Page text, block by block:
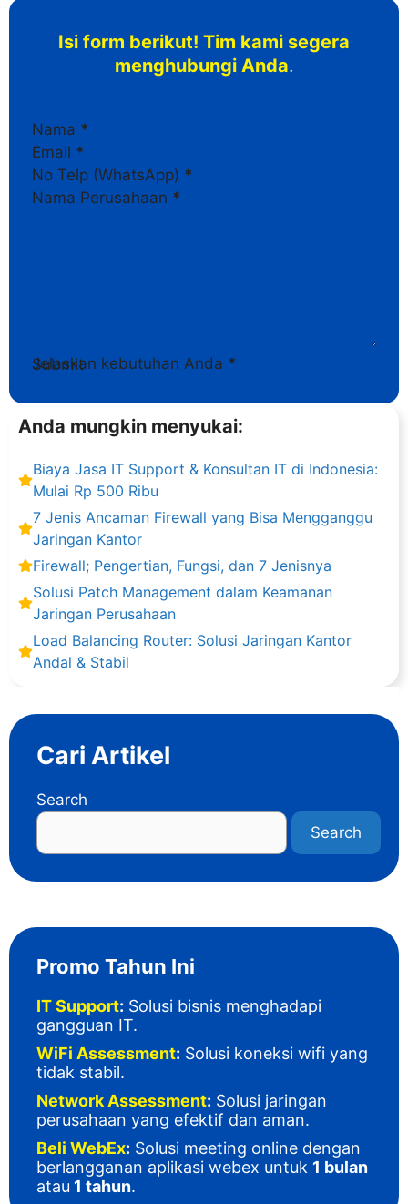
Isi form berikut! Tim kami segera
menghubungi Anda.
Nama *
Email *
No Telp (WhatsApp) *
Nama Perusahaan *
Jelaskan kebutuhan Anda *
Submit
Anda mungkin menyukai:
Biaya Jasa IT Support & Konsultan IT di Indonesia:
Mulai Rp 500 Ribu
7 Jenis Ancaman Firewall yang Bisa Mengganggu
Jaringan Kantor
Firewall; Pengertian, Fungsi, dan 7 Jenisnya
Solusi Patch Management dalam Keamanan
Jaringan Perusahaan
Load Balancing Router: Solusi Jaringan Kantor
Andal & Stabil
Cari Artikel
Search
Search
Promo Tahun Ini
IT Support: Solusi bisnis menghadapi
gangguan IT.
WiFi Assessment: Solusi koneksi wifi yang
tidak stabil.
Network Assessment: Solusi jaringan
perusahaan yang efektif dan aman.
Beli WebEx: Solusi meeting online dengan
berlangganan aplikasi webex untuk 1 bulan
atau 1 tahun.